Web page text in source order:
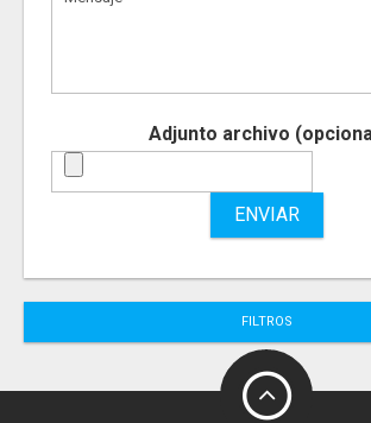
Adjunto archivo
ENVIAR
FILTROS